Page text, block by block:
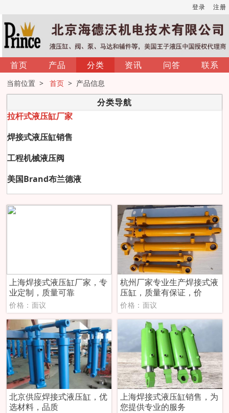
登录 注册
首页 产品 分类 资讯 问答 联系
当前位置 >首页 > 产品信息
分类导航
拉杆式液压缸厂家
焊接式液压缸销售
工程机械液压阀
美国Brand布兰德液
上海焊接式液压缸厂家，专
业定制，质量可靠
价格：面议
杭州厂家专业生产焊接式液
压缸，质量有保证，价
价格：面议
北京供应焊接式液压缸，优
选材料，品质
上海焊接式液压缸销售，为
您提供专业的服务